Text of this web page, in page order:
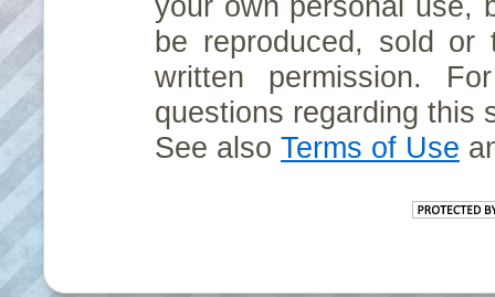
be reproduced, sold or
written permission.
questions regarding this
See also Terms of Use